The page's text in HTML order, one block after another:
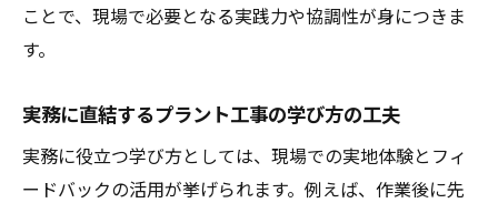
ことで、現場で必要となる実践力や協調性が身につきま
す。
実務に直結するプラント工事の学び方の工夫
実務に役立つ学び方としては、現場での実地体験とフィ
ードバックの活用が挙げられます。例えば、作業後に先